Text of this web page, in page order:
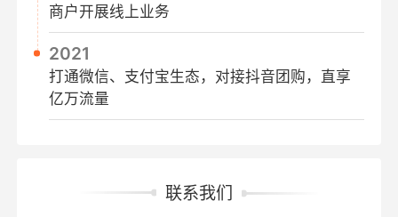
商户开展线上业务
2021
打通微信、支付宝生态，对接抖音团购，直享
亿万流量
联系我们